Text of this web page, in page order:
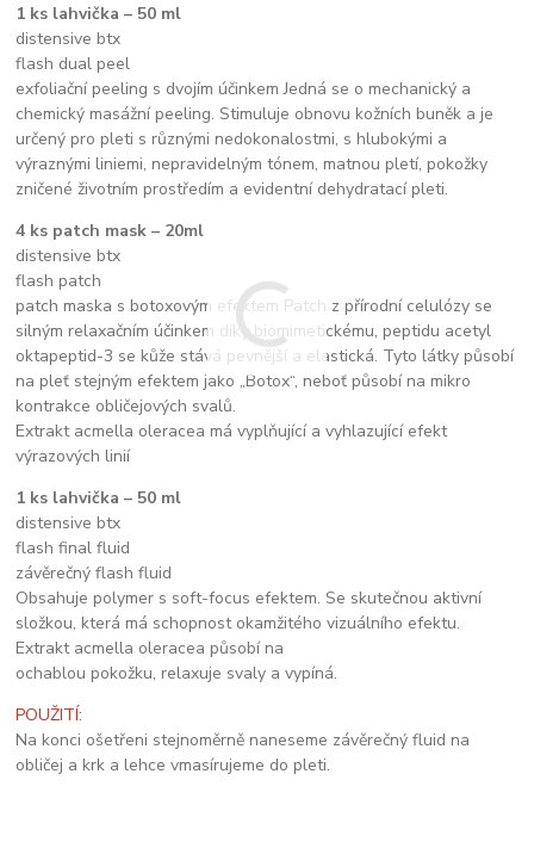
1 ks lahvička – 50 ml
distensive btx
flash dual peel
exfoliační peeling s dvojím účinkem Jedná se o mechanický a
chemický masážní peeling. Stimuluje obnovu kožních buněk a je
určený pro pleti s různými nedokonalostmi, s hlubokými a
výraznými liniemi, nepravidelným tónem, matnou pletí, pokožky
zničené životním prostředím a evidentní dehydratací pleti.
4 ks patch mask – 20ml
distensive btx
flash patch
patch maska s botoxovým efektem Patch z přírodní celulózy se
silným relaxačním účinkem díky biomimetickému, peptidu acetyl
oktapeptid-3 se kůže stává pevnější a elastická. Tyto látky působí
na pleť stejným efektem jako „Botox“, neboť působí na mikro
kontrakce obličejových svalů.
Extrakt acmella oleracea má vyplňující a vyhlazující efekt
výrazových linií
1 ks lahvička – 50 ml
distensive btx
flash final fluid
závěrečný flash fluid
Obsahuje polymer s soft-focus efektem. Se skutečnou aktivní
složkou, která má schopnost okamžitého vizuálního efektu.
Extrakt acmella oleracea působí na
ochablou pokožku, relaxuje svaly a vypíná.
POUŽITÍ:
Na konci ošetřeni stejnoměrně naneseme závěrečný fluid na
obličej a krk a lehce vmasírujeme do pleti.